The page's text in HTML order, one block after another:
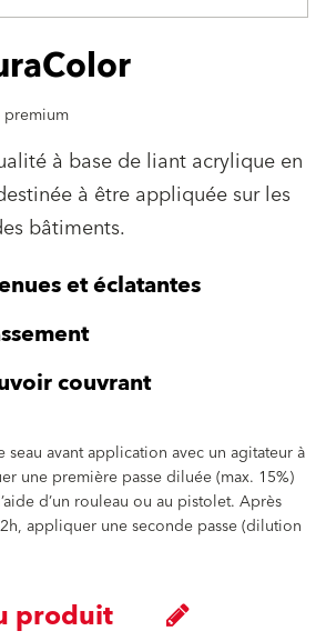
premium
à base de liant acrylique en
à être appliquée sur les
bâtiments.
et éclatantes
couvrant
avant application avec un agitateur à
une première passe diluée (max. 15%)
d’un rouleau ou au pistolet. Après
appliquer une seconde passe (dilution
produit